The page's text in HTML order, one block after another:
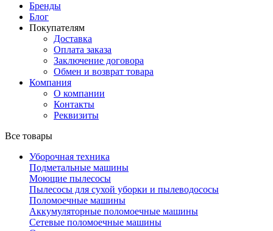
Бренды
Блог
Покупателям
Доставка
Оплата заказа
Заключение договора
Обмен и возврат товара
Компания
О компании
Контакты
Реквизиты
Все товары
Уборочная техника
Подметальные машины
Моющие пылесосы
Пылесосы для сухой уборки и пылеводососы
Поломоечные машины
Аккумуляторные поломоечные машины
Сетевые поломоечные машины